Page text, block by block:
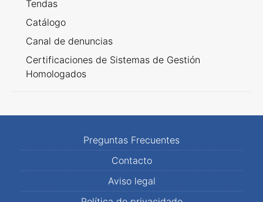
Tendas
Catálogo
Canal de denuncias
Certificaciones de Sistemas de Gestión
Homologados
Preguntas Frecuentes
Contacto
Aviso legal